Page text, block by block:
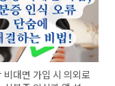
비대면 가입 시 의외로